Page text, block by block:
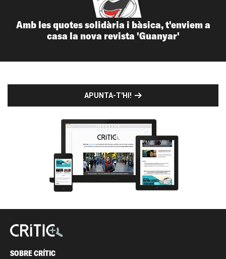
Amb les quotes solidària i bàsica, t'enviem a
casa la nova revista 'Guanyar'
APUNTA-T'HI!
SOBRE CRÍTIC